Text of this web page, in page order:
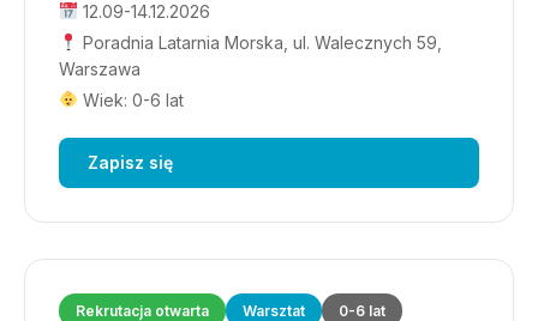
12.09-14.12.2026
Poradnia Latarnia Morska, ul. Walecznych 59,
Warszawa
Wiek: 0-6 lat
Zapisz się
Rekrutacja otwarta Warsztat 0-6 lat